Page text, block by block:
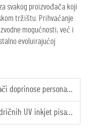
svakog proizvođača koji
tržištu. Prihvaćanje
mogućnosti, već i
evoluirajućoj
personalizaciji proizvoda
pisača za jedinstvene dizajne